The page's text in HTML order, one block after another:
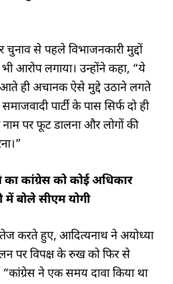
चुनाव से पहले विभाजनकारी मुद्दों
आरोप लगाया। उन्होंने कहा, “ये
ही अचानक ऐसे मुद्दे उठाने लगते
पार्टी के पास सिर्फ दो ही
पर फूट डालना और लोगों की
का कांग्रेस को कोई अधिकार
में बोले सीएम योगी
करते हुए, आदित्यनाथ ने अयोध्या
पर विपक्ष के रुख को फिर से
“कांग्रेस ने एक समय दावा किया था